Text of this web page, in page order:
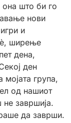
она што би го
нови
и
ширење
дена,
ден
група,
од нашиот
завршија.
да заврши.